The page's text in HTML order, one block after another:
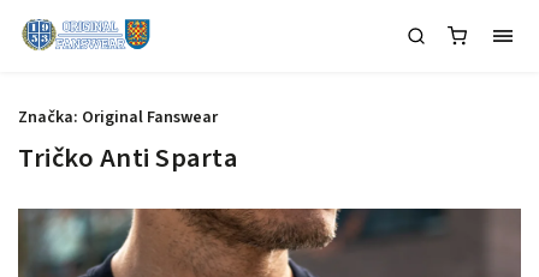
Tričko Anti Sparta
Značka: Original Fanswear